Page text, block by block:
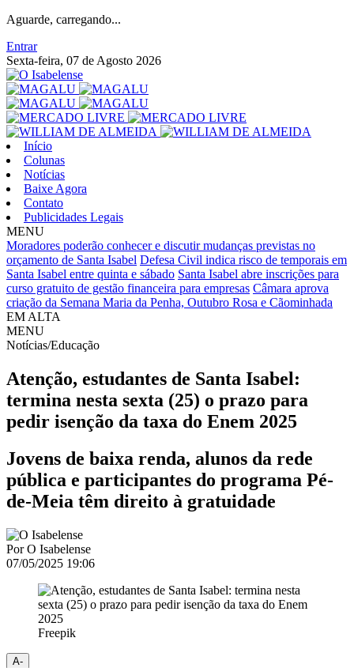
Aguarde, carregando...
Entrar
Sexta-feira, 07 de Agosto 2026
Início
Colunas
Notícias
Baixe Agora
Contato
Publicidades Legais
MENU
Moradores poderão conhecer e discutir mudanças previstas no
orçamento de Santa Isabel Defesa Civil indica risco de temporais em
Santa Isabel entre quinta e sábado Santa Isabel abre inscrições para
curso gratuito de gestão financeira para empresas Câmara aprova
criação da Semana Maria da Penha, Outubro Rosa e Cãominhada
EM ALTA
MENU
Notícias/Educação
Atenção, estudantes de Santa Isabel:
termina nesta sexta (25) o prazo para
pedir isenção da taxa do Enem 2025
Jovens de baixa renda, alunos da rede
pública e participantes do programa Pé-
de-Meia têm direito à gratuidade
PorO Isabelense
07/05/2025 19:06
Freepik
A-